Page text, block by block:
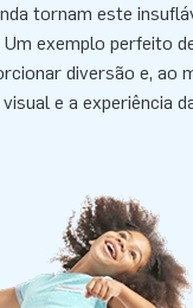
tornam este
exemplo perfeito
diversão e, ao
e a experiência